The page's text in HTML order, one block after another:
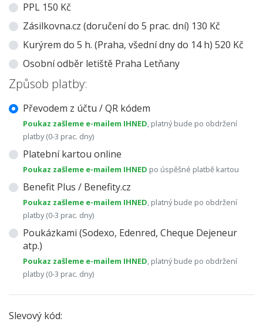
PPL 150 Kč
Zásilkovna.cz (doručení do 5 prac. dní) 130 Kč
Kurýrem do 5 h. (Praha, všední dny do 14 h) 520 Kč
Osobní odběr letiště Praha Letňany
Způsob platby:
Převodem z účtu / QR kódem
Poukaz zašleme e-mailem IHNED, platný bude po obdržení
platby (0-3 prac. dny)
Platební kartou online
Poukaz zašleme e-mailem IHNED po úspěšné platbě kartou
Benefit Plus / Benefity.cz
Poukaz zašleme e-mailem IHNED, platný bude po obdržení
platby (0-3 prac. dny)
Poukázkami (Sodexo, Edenred, Cheque Dejeneur
atp.)
Poukaz zašleme e-mailem IHNED, platný bude po obdržení
platby (0-3 prac. dny)
Slevový kód: